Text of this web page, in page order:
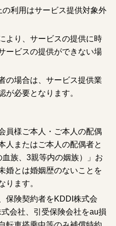
利用はサービス提供対象外
より、サービスの提供に時
ービスの提供ができない場
の場合は、サービス提供業
が必要となります。
員様ご本人・ご本人の配偶
人またはご本人の配偶者と
血族、3親等内の姻族）」お
婚とは婚姻歴のないことを
ります。
保険契約者をKDDI株式会
会社、引受保険会社をau損